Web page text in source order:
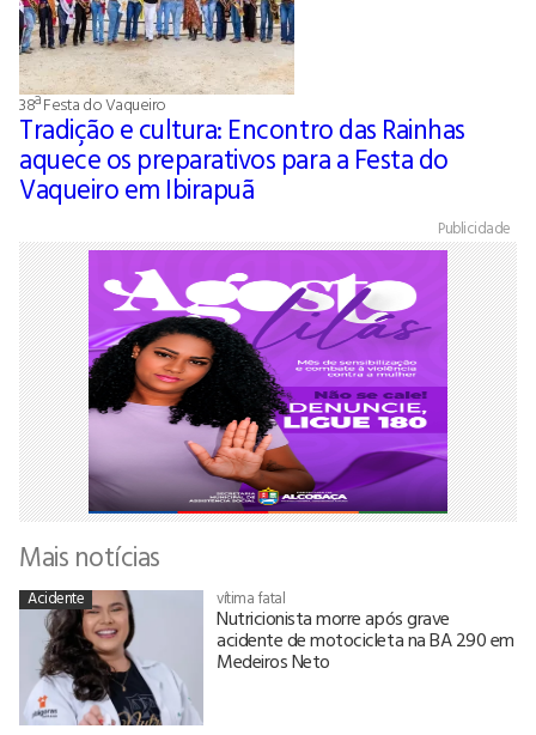
38ª Festa do Vaqueiro
Tradição e cultura: Encontro das Rainhas
aquece os preparativos para a Festa do
Vaqueiro em Ibirapuã
Publicidade
Mais notícias
Acidente vítima fatal
Nutricionista morre após grave
acidente de motocicleta na BA 290 em
Medeiros Neto